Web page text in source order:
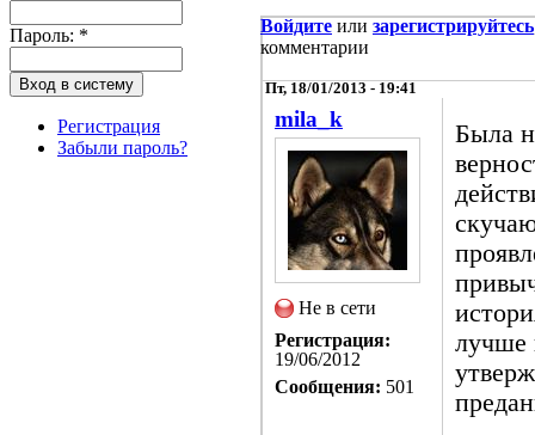
Пароль: *
Регистрация
Забыли пароль?
Войдите или зарегистрируйтесь
комментарии
Пт, 18/01/2013 - 19:41
mila_k
Не в сети
Регистрация:
19/06/2012
Сообщения: 501
Была
лучше